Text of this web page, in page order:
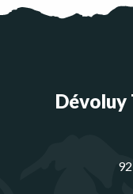
Dévoluy